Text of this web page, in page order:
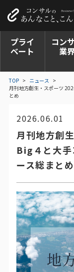
プライ
ベート
コン
業
TOP > ニュース >
月刊地方創生・スポーツ
とめ
2026.06.01
月刊地方創
Big４と大手
ース総まとめ